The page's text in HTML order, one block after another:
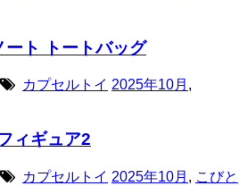
ト トートバッグ
カプセルトイ 2025年10月 ,
ィギュア2
カプセルトイ 2025年10月 , こびと